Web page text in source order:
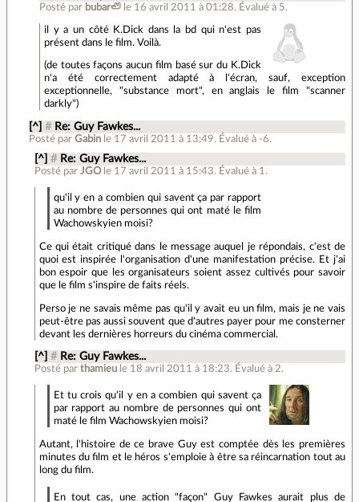
Posté par bubar🦥 le 16 avril 2011 à 01:28. Évalué à 5.
il y a un côté K.Dick dans la bd qui n'est pas
présent dans le film. Voilà.
(de toutes façons aucun film basé sur du K.Dick
n'a été correctement adapté à l'écran, sauf, exception
exceptionnelle, "substance mort", en anglais le film "scanner
darkly")
[^] # Re: Guy Fawkes...
Posté parGabin le 17 avril 2011 à 13:49. Évalué à -6.
[^] # Re: Guy Fawkes...
Posté par JGO le 17 avril 2011 à 15:43. Évalué à 1 .
qu'il y en a combien qui savent ça par rapport
au nombre de personnes qui ont maté le film
Wachowskyien moisi?
Ce qui était critiqué dans le message auquel je répondais, c'est de
quoi est inspirée l'organisation d'une manifestation précise. Et j'ai
bon espoir que les organisateurs soient assez cultivés pour savoir
que le film s'inspire de faits réels.
Perso je ne savais même pas qu'il y avait eu un film, mais je ne vais
peut-être pas aussi souvent que d'autres payer pour me consterner
devant les dernières horreurs du cinéma commercial.
[^] # Re: Guy Fawkes...
Posté par thamieu le 18 avril 2011 à 18:23. Évalué à 2.
Et tu crois qu'il y en a combien qui savent ça
par rapport au nombre de personnes qui ont
maté le film Wachowskyien moisi?
Autant, l'histoire de ce brave Guy est comptée dès les premières
minutes du film et le héros s'emploie à être sa réincarnation tout au
long du film.
En tout cas, une action "façon" Guy Fawkes aurait plus de